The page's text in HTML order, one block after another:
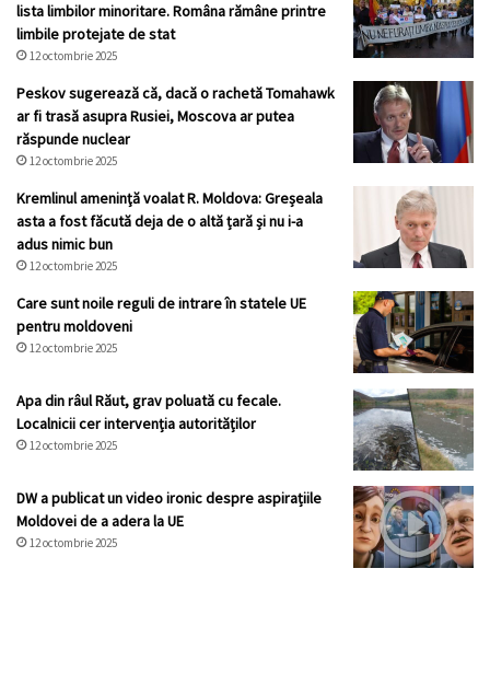
lista limbilor minoritare. Româna rămâne printre
limbile protejate de stat
12 octombrie 2025
Peskov sugerează că, dacă o rachetă Tomahawk
ar fi trasă asupra Rusiei, Moscova ar putea
răspunde nuclear
12 octombrie 2025
Kremlinul ameninţă voalat R. Moldova: Greșeala
asta a fost făcută deja de o altă țară și nu i-a
adus nimic bun
12 octombrie 2025
Care sunt noile reguli de intrare în statele UE
pentru moldoveni
12 octombrie 2025
Apa din râul Răut, grav poluată cu fecale.
Localnicii cer intervenția autorităților
12 octombrie 2025
DW a publicat un video ironic despre aspirațiile
Moldovei de a adera la UE
12 octombrie 2025